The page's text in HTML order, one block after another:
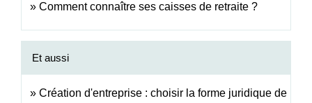
Comment connaître ses caisses de retraite ?
Et aussi
Création d'entreprise : choisir la forme juridique de